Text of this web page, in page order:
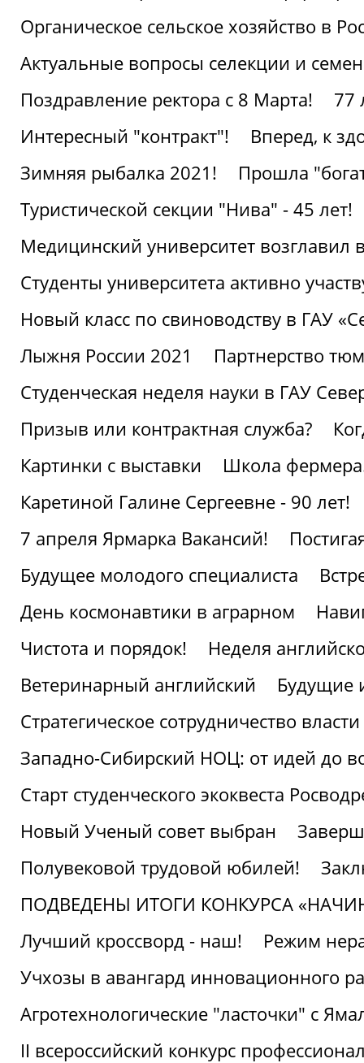
Органическое сельское хозяйство в
Актуальные вопросы селекции и
Поздравление ректора с 8 Марта!
77
Интересный "контракт"!
Вперед, к
Зимняя рыбалка 2021!
Прошла
Туристической секции "Нива" - 45 лет!
Медицинский университет возглавил
Студенты университета активно
Новый класс по свиноводству в ГАУ
Лыжня России 2021
Партнерство
Студенческая неделя науки в ГАУ
Призыв или контрактная служба?
Картинки с выставки
Школа
Каретиной Галине Сергеевне - 90 лет!
7 апреля Ярмарка Вакансий!
Будущее молодого специалиста
День космонавтики в аграрном
Чистота и порядок!
Неделя
Ветеринарный английский
Будущие
Стратегическое сотрудничество
Западно-Сибирский НОЦ: от идей до
Старт студенческого экоквеста
Новый Ученый совет выбран
Полувековой трудовой юбилей!
ПОДВЕДЕНЫ ИТОГИ КОНКУРСА
Лучший кроссворд - наш!
Режим
Учхозы в авангард инновационного
Агротехнологические "ласточки" с
II всероссийский конкурс